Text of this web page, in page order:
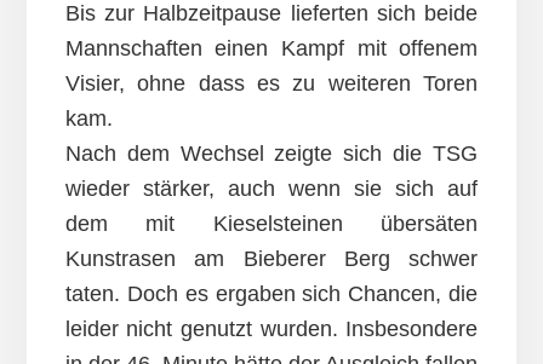
Bis zur Halbzeitpause lieferten sich beide
Mannschaften einen Kampf mit offenem
Visier, ohne dass es zu weiteren Toren
kam.
Nach dem Wechsel zeigte sich die TSG
wieder stärker, auch wenn sie sich auf
dem mit Kieselsteinen übersäten
Kunstrasen am Bieberer Berg schwer
taten. Doch es ergaben sich Chancen, die
leider nicht genutzt wurden. Insbesondere